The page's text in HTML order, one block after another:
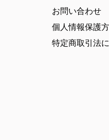
お問い合わせ
個人情報保護
特定商取引法